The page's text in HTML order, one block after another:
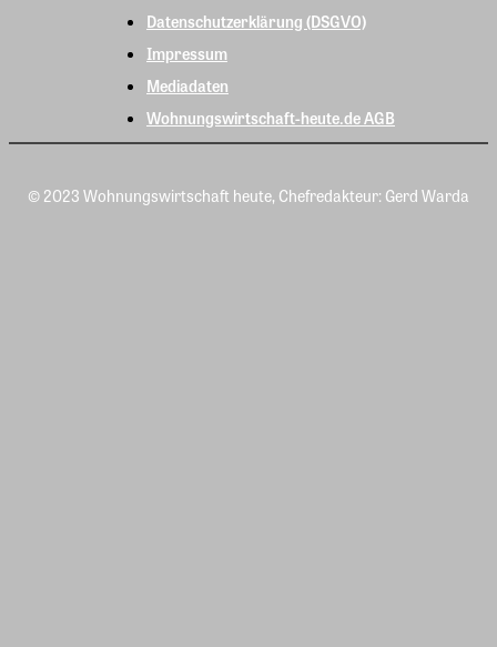
Datenschutzerklärung (DSGVO)
Impressum
Mediadaten
Wohnungswirtschaft-heute.de AGB
© 2023 Wohnungswirtschaft heute, Chefredakteur: Gerd Warda